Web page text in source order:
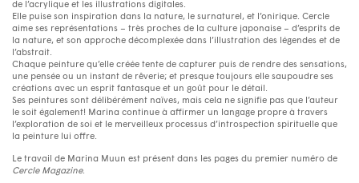
de l’acrylique et les illustrations digitales.
Elle puise son inspiration dans la nature, le surnaturel, et l’onirique. Cercle
aime ses représentations – très proches de la culture japonaise – d’esprits de
la nature, et son approche décomplexée dans l’illustration des légendes et de
l’abstrait.
Chaque peinture qu’elle créée tente de capturer puis de rendre des sensations,
une pensée ou un instant de rêverie; et presque toujours elle saupoudre ses
créations avec un esprit fantasque et un goût pour le détail.
Ses peintures sont délibérément naïves, mais cela ne signifie pas que l’auteur
le soit également! Marina continue à affirmer un langage propre à travers
l’exploration de soi et le merveilleux processus d’introspection spirituelle que
la peinture lui offre.
Le travail de Marina Muun est présent dans les pages du premier numéro de
Cercle Magazine.